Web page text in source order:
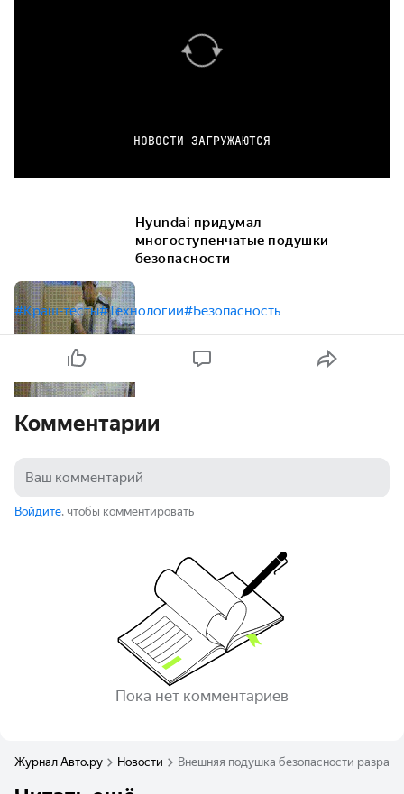
НОВОСТИ ЗАГРУЖАЮТСЯ
Hyundai придумал
многоступенчатые подушки
безопасности
#Краш-тесты#Технологии#Безопасность
Комментарии
Войдите, чтобы комментировать
Пока нет комментариев
Журнал Авто.ру Новости Внешняя подушка безопасности